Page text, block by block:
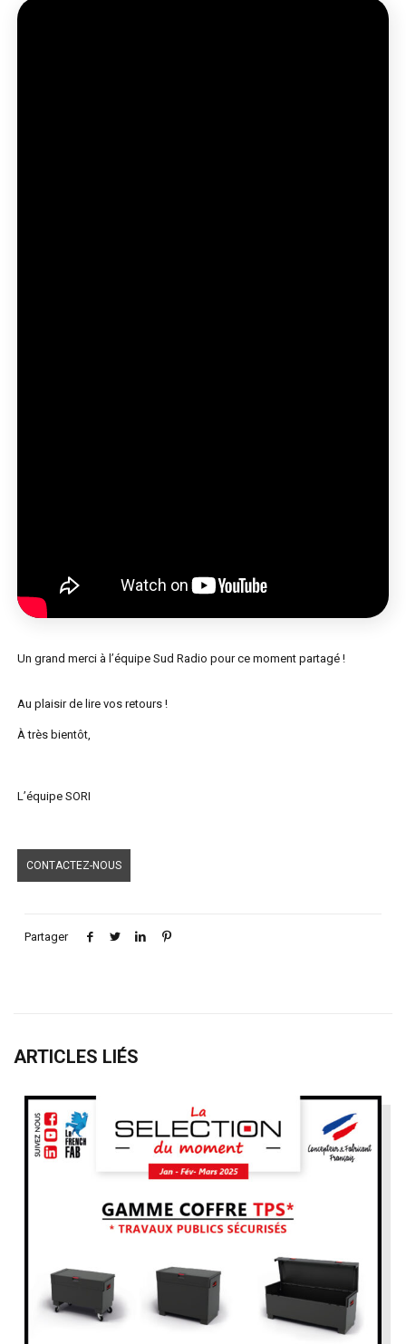
Un grand merci à l’équipe Sud Radio pour ce moment partagé !
Au plaisir de lire vos retours !
À très bientôt,
L’équipe SORI
CONTACTEZ-NOUS
Partager
ARTICLES LIÉS